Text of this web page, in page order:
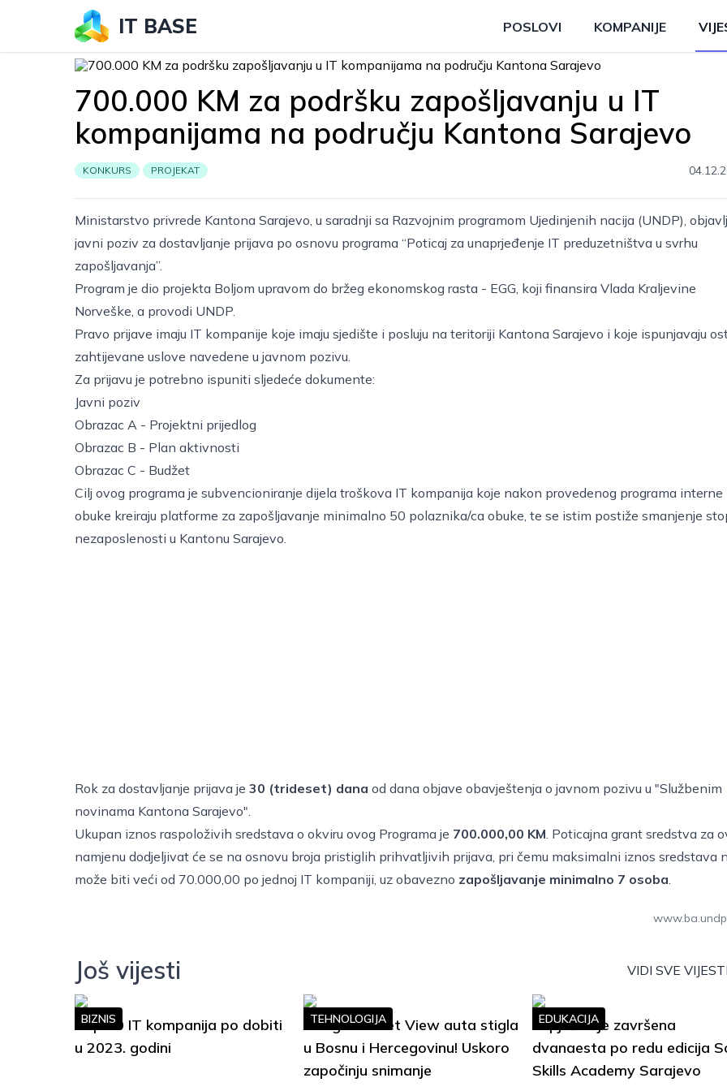
IT BASE POSLOVI KOMPANIJE
700.000 KM za podršku zapošljavanju u IT
kompanijama na području Kantona Sarajevo
KONKURS PROJEKAT
Ministarstvo privrede Kantona Sarajevo, u saradnji sa Razvojnim programom Ujedinjenih nacija (UNDP),
javni poziv za dostavljanje prijava po osnovu programa “Poticaj za unaprjeđenje IT preduzetništva u svrhu
zapošljavanja”.
Program je dio projekta Boljom upravom do bržeg ekonomskog rasta - EGG, koji finansira Vlada Kraljevine
Norveške, a provodi UNDP.
Pravo prijave imaju IT kompanije koje imaju sjedište i posluju na teritoriji Kantona Sarajevo i koje ispunjavaju
zahtijevane uslove navedene u javnom pozivu.
Za prijavu je potrebno ispuniti sljedeće dokumente:
Javni poziv
Obrazac A - Projektni prijedlog
Obrazac B - Plan aktivnosti
Obrazac C - Budžet
Cilj ovog programa je subvencioniranje dijela troškova IT kompanija koje nakon provedenog programa interne
obuke kreiraju platforme za zapošljavanje minimalno 50 polaznika/ca obuke, te se istim postiže smanjenje
nezaposlenosti u Kantonu Sarajevo.
Rok za dostavljanje prijava je 30 (trideset) dana od dana objave obavještenja o javnom pozivu u "Službenim
novinama Kantona Sarajevo".
Ukupan iznos raspoloživih sredstava o okviru ovog Programa je 700.000,00 KM. Poticajna grant sredstva za
namjenu dodjeljivat će se na osnovu broja pristiglih prihvatljivih prijava, pri čemu maksimalni iznos sredstava
može biti veći od 70.000,00 po jednoj IT kompaniji, uz obavezno zapošljavanje minimalno 7 osoba.
Još vijesti VIDI SVE
Top 10 IT kompanija po dobiti
u 2023. godini
BIZNIS
Google Street View auta stigla
u Bosnu i Hercegovinu! Uskoro
započinju snimanje
TEHNOLOGIJA
Uspješno je završena
dvanaesta po redu edicija
Skills Academy Sarajevo
EDUKACIJA